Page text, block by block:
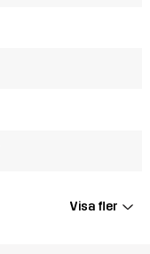
Visa fler